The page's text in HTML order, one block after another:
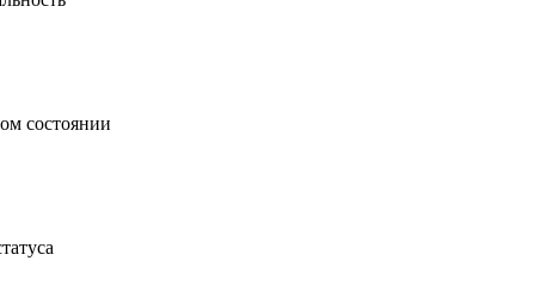
состоянии